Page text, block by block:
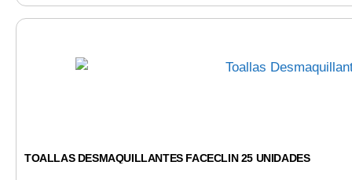
TOALLAS DESMAQUILLANTES FACECLIN 25 UNIDADES